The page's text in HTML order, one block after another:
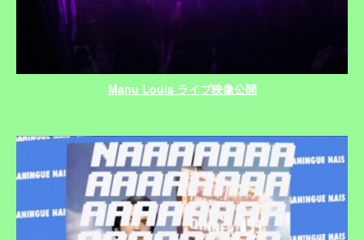
Manu Louis ライブ映像公開